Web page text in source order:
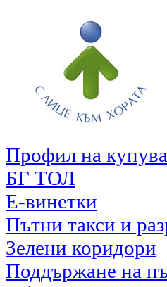
Профил на
БГ ТОЛ
Е-винетки
Пътни такси и
Зелени коридори
Поддържане на